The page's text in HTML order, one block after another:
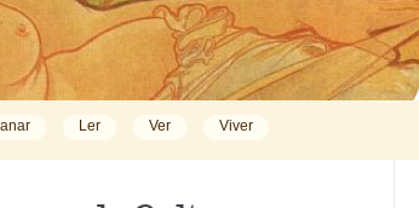
Ler Ver Viver